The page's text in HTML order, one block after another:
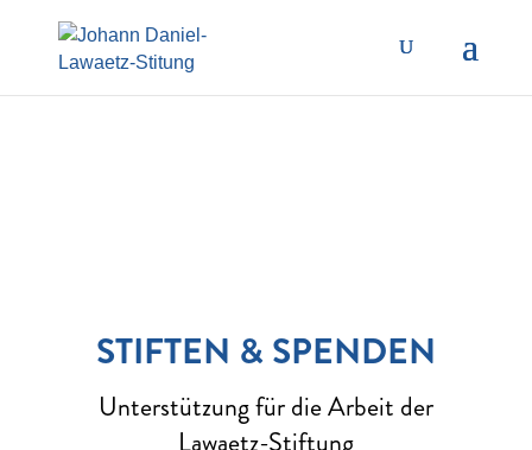
STIFTEN & SPENDEN
Unterstützung für die Arbeit der
Lawaetz-Stiftung